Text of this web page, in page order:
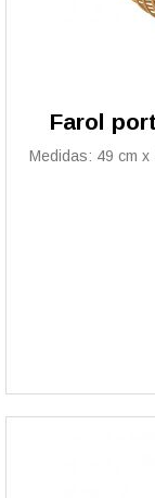
Farol
Medidas: 49 cm x